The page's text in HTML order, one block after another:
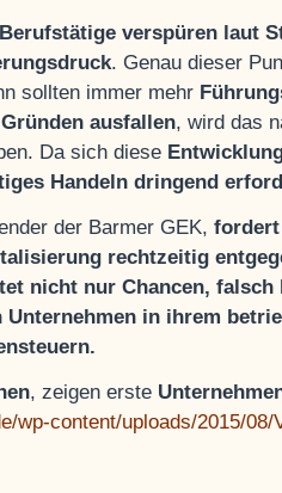
verspüren laut
. Genau dieser
sollten immer mehr
ausfallen, wird das
Da sich diese
Handeln dringend
der Barmer GEK, fordert
rechtzeitig
nicht nur Chancen,
in ihrem
, zeigen erste
wp-content/uploads/2015/